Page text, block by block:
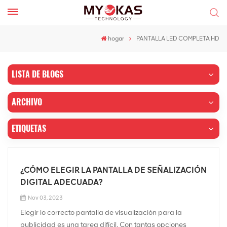
hogar PANTALLA LED COMPLETA HD
LISTA DE BLOGS
ARCHIVO
ETIQUETAS
¿CÓMO ELEGIR LA PANTALLA DE SEÑALIZACIÓN
DIGITAL ADECUADA?
Nov 03, 2023
Elegir lo correcto pantalla de visualización para la
publicidad es una tarea difícil. Con tantas opciones